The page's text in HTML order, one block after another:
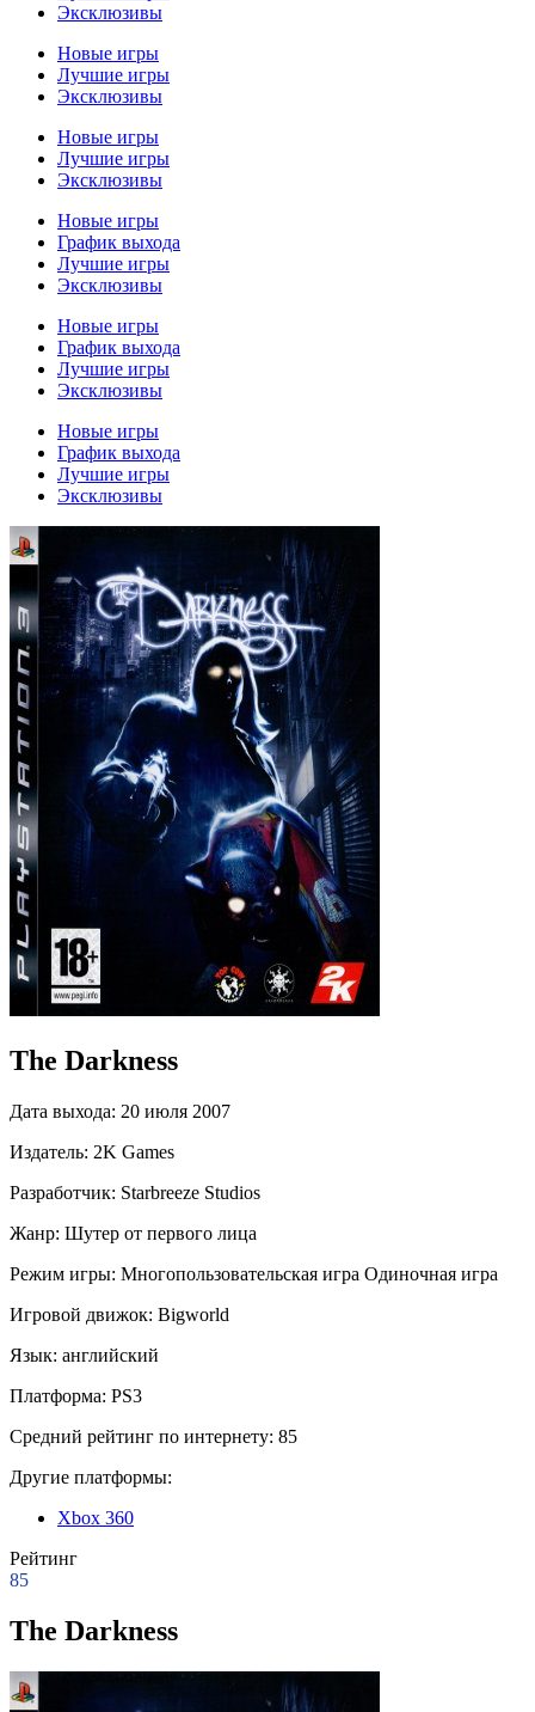
Эксклюзивы
Новые игры
Лучшие игры
Эксклюзивы
Новые игры
Лучшие игры
Эксклюзивы
Новые игры
График выхода
Лучшие игры
Эксклюзивы
Новые игры
График выхода
Лучшие игры
Эксклюзивы
Новые игры
График выхода
Лучшие игры
Эксклюзивы
The Darkness
Дата выхода: 20 июля 2007
Издатель: 2K Games
Разработчик: Starbreeze Studios
Жанр: Шутер от первого лица
Режим игры: Многопользовательская игра Одиночная игра
Игровой движок: Bigworld
Язык: английский
Платформа: PS3
Средний рейтинг по интернету: 85
Другие платформы:
Xbox 360
Рейтинг
85
The Darkness